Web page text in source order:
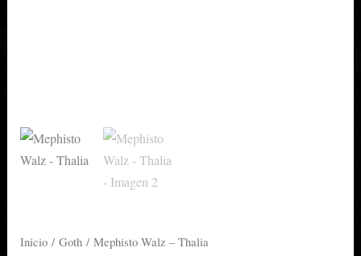
Inicio/ Goth/ Mephisto Walz – Thalia